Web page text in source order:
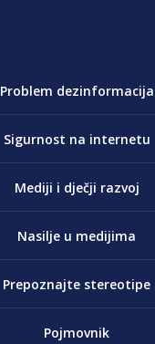
Problem dezinformacija
Sigurnost na internetu
Mediji i dječji razvoj
Nasilje u medijima
Prepoznajte stereotipe
Pojmovnik